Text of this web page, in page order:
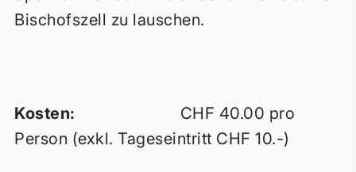
Bischofszell zu lauschen.
Kosten: CHF 40.00 pro
Person (exkl. Tageseintritt CHF 10.-)